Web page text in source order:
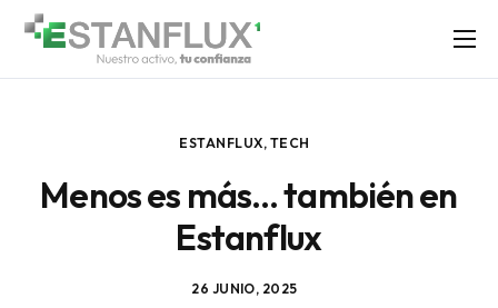
SOLUCIONES
NOSOTROS
ESTANFLUX, TECH
Menos es más… también en
Estanflux
26 JUNIO, 2025